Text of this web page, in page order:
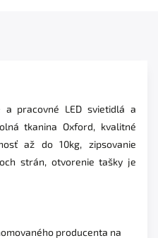
a pracovné LED svietidlá a
tkanina Oxford, kvalitné
až do 10kg, zipsovanie
strán, otvorenie tašky je
producenta na